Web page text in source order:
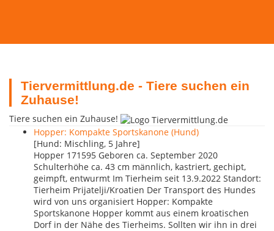
Tiervermittlung.de - Tiere suchen ein
Zuhause!
Tiere suchen ein Zuhause!
Hopper: Kompakte Sportskanone (Hund)
[Hund: Mischling, 5 Jahre]
Hopper 171595 Geboren ca. September 2020
Schulterhöhe ca. 43 cm männlich, kastriert, gechipt,
geimpft, entwurmt Im Tierheim seit 13.9.2022 Standort:
Tierheim Prijatelji/Kroatien Der Transport des Hundes
wird von uns organisiert Hopper: Kompakte
Sportskanone Hopper kommt aus einem kroatischen
Dorf in der Nähe des Tierheims. Sollten wir ihn in drei